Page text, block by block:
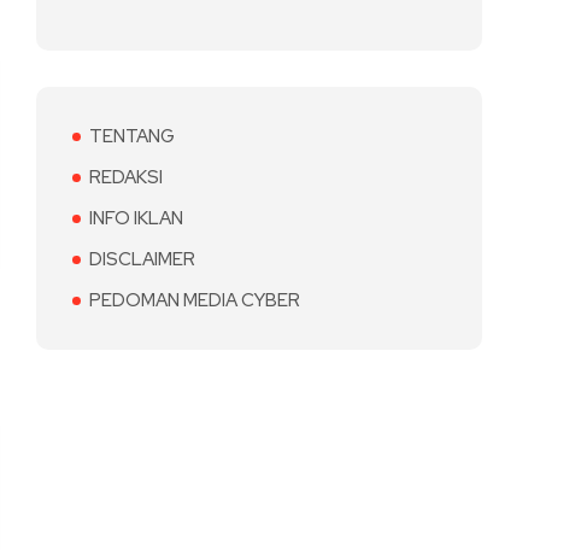
TENTANG
REDAKSI
INFO IKLAN
DISCLAIMER
PEDOMAN MEDIA CYBER